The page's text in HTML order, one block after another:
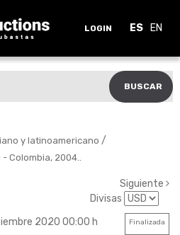
LOGIN ES EN
BUSCAR
y latinoamericano /
Colombia, 2004..
Siguiente
Divisas
2020 00:00 h Finalizada